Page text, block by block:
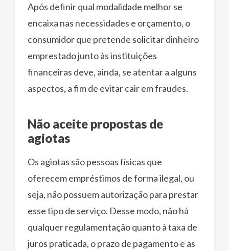
Após definir qual modalidade melhor se
encaixa nas necessidades e orçamento, o
consumidor que pretende solicitar dinheiro
emprestado junto às instituições
financeiras deve, ainda, se atentar a alguns
aspectos, a fim de evitar cair em fraudes.
Não aceite propostas de
agiotas
Os agiotas são pessoas físicas que
oferecem empréstimos de forma ilegal, ou
seja, não possuem autorização para prestar
esse tipo de serviço. Desse modo, não há
qualquer regulamentação quanto à taxa de
juros praticada, o prazo de pagamento e as